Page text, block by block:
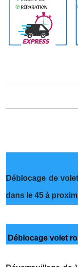
Déblocage de
dans le 45 à
Déblocage volet